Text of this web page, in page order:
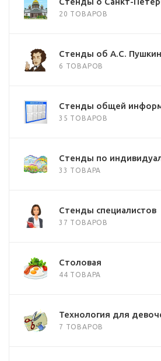
20 ТОВАРОВ
Стенды об А.С.
6 ТОВАРОВ
Стенды общей
35 ТОВАРОВ
Стенды по
33 ТОВАРА
Стенды специалистов
37 ТОВАРОВ
Столовая
44 ТОВАРА
Технология для
7 ТОВАРОВ